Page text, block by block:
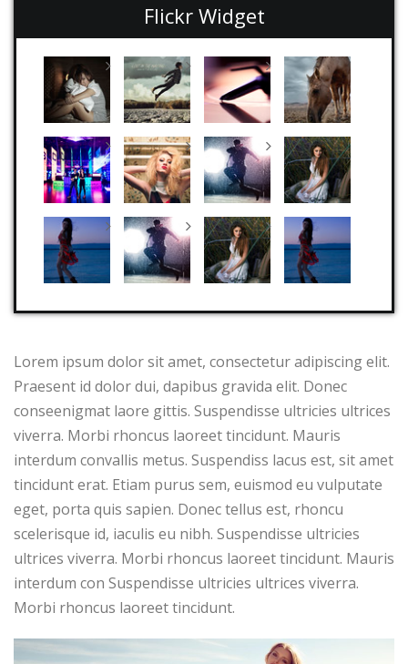
Flickr Widget
Lorem ipsum dolor sit amet, consectetur adipiscing elit.
Praesent id dolor dui, dapibus gravida elit. Donec
conseenigmat laore gittis. Suspendisse ultricies ultrices
viverra. Morbi rhoncus laoreet tincidunt. Mauris
interdum convallis metus. Suspendiss lacus est, sit amet
tincidunt erat. Etiam purus sem, euismod eu vulputate
eget, porta quis sapien. Donec tellus est, rhoncu
scelerisque id, iaculis eu nibh. Suspendisse ultricies
ultrices viverra. Morbi rhoncus laoreet tincidunt. Mauris
interdum con Suspendisse ultricies ultrices viverra.
Morbi rhoncus laoreet tincidunt.